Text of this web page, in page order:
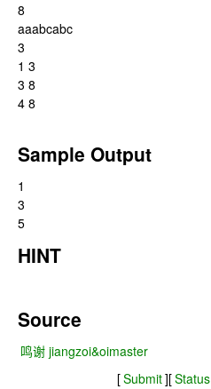
8
aaabcabc
3
1 3
3 8
4 8
Sample Output
1
3
5
HINT
Source
鸣谢 jiangzoi&oimaster
[Submit][Status